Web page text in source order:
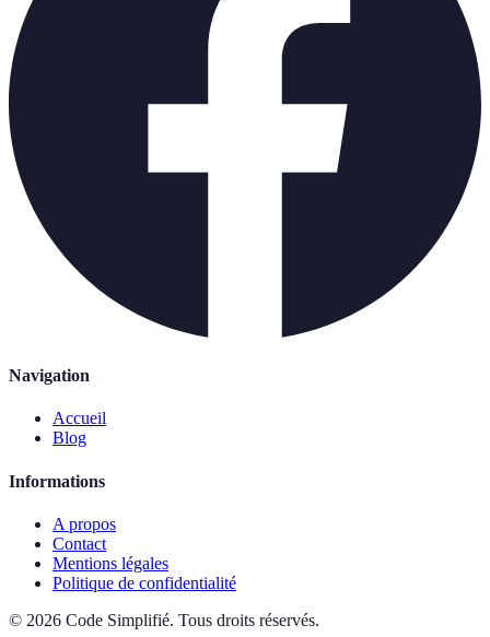
Navigation
Accueil
Blog
Informations
A propos
Contact
Mentions légales
Politique de confidentialité
© 2026 Code Simplifié. Tous droits réservés.